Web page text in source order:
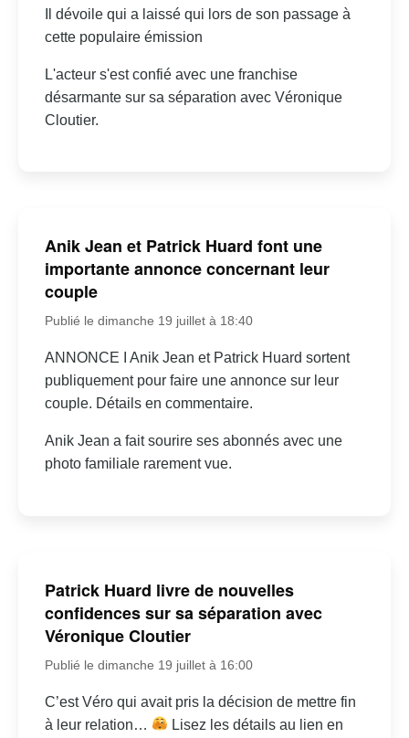
Il dévoile qui a laissé qui lors de son passage à
cette populaire émission
L'acteur s'est confié avec une franchise
désarmante sur sa séparation avec Véronique
Cloutier.
Anik Jean et Patrick Huard font une
importante annonce concernant leur
couple
Publié le dimanche 19 juillet à 18:40
ANNONCE I Anik Jean et Patrick Huard sortent
publiquement pour faire une annonce sur leur
couple. Détails en commentaire.
Anik Jean a fait sourire ses abonnés avec une
photo familiale rarement vue.
Patrick Huard livre de nouvelles
confidences sur sa séparation avec
Véronique Cloutier
Publié le dimanche 19 juillet à 16:00
C’est Véro qui avait pris la décision de mettre fin
à leur relation…
Lisez les détails au lien en